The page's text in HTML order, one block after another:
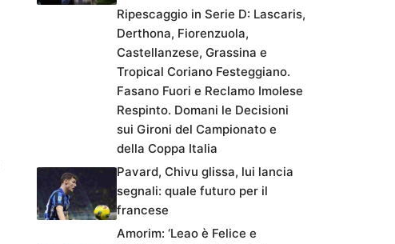
Ripescaggio in Serie D: Lascaris,
Derthona, Fiorenzuola,
Castellanzese, Grassina e
Tropical Coriano Festeggiano.
Fasano Fuori e Reclamo Imolese
Respinto. Domani le Decisioni
sui Gironi del Campionato e
della Coppa Italia
Pavard, Chivu glissa, lui lancia
segnali: quale futuro per il
francese
Amorim: ‘Leao è Felice e